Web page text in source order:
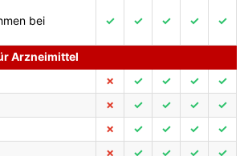
bei
✓ ✓ ✓ ✓ ✓
Arzneimittel
✗ ✓ ✓ ✓
✓
✗ ✓ ✓ ✓
✓
✗ ✓ ✓ ✓
✓
✗ ✓ ✓ ✓
✓